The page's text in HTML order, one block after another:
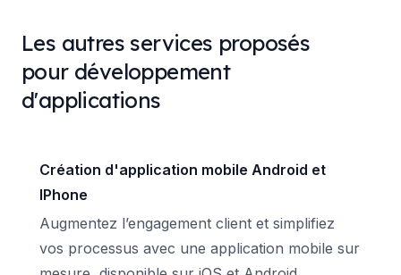
Les autres services proposés
pour développement
d'applications
Création d'application mobile Android et
IPhone
Augmentez l’engagement client et simplifiez
vos processus avec une application mobile sur